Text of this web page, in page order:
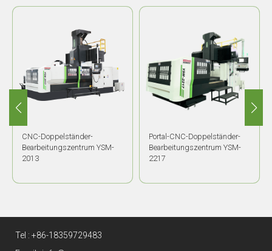
CNC-Doppelständer-
Bearbeitungszentrum YSM-
2013
Portal-CNC-Doppelständer-
Bearbeitungszentrum YSM-
2217
Tel : +86-18359729483